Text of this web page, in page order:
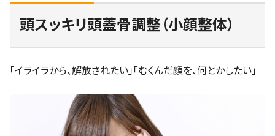
頭スッキリ頭蓋骨調整（小顔整体）
「イライラから、解放されたい」「むくんだ顔を、何とかしたい」